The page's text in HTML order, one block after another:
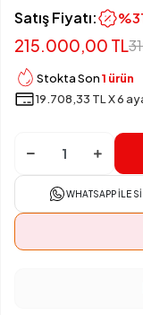
Satış Fiyatı:
215.000,00 TL
Stokta Son1 ürün
19.708,33 TL X 6
WHATSAPP İLE